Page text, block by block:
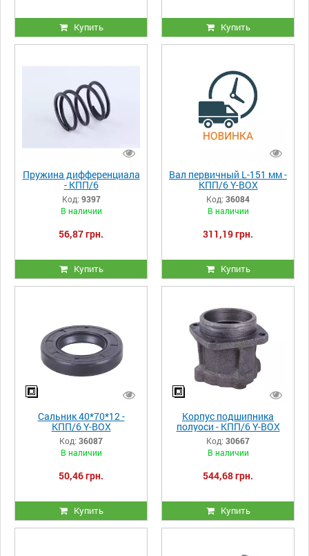
Купить Купить
Пружина дифференциала
- КПП/6
Код: 9397
В наличии
56,87 грн.
Купить
Вал первичный L-151 мм -
КПП/6 Y-BOX
Код: 36084
В наличии
311,19 грн.
Купить
Сальник 40*70*12 -
КПП/6 Y-BOX
Код: 36087
В наличии
50,46 грн.
Купить
Корпус подшипника
полуоси - КПП/6 Y-BOX
Код: 30667
В наличии
544,68 грн.
Купить